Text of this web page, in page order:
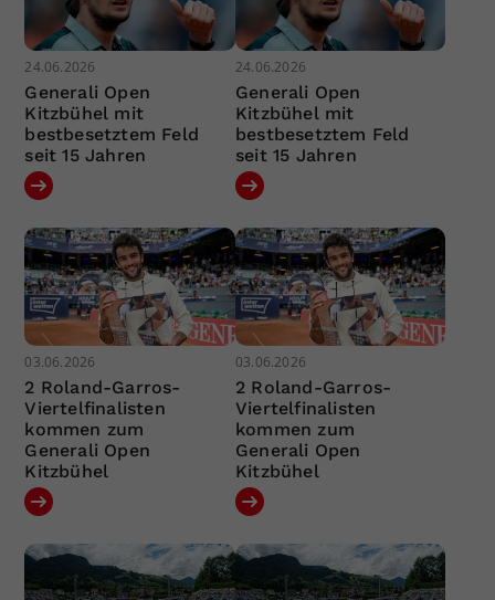
24.06.2026
Generali Open
Kitzbühel mit
bestbesetztem Feld
seit 15 Jahren
24.06.2026
Generali Open
Kitzbühel mit
bestbesetztem Feld
seit 15 Jahren
03.06.2026
2 Roland-Garros-
Viertelfinalisten
kommen zum
Generali Open
Kitzbühel
03.06.2026
2 Roland-Garros-
Viertelfinalisten
kommen zum
Generali Open
Kitzbühel